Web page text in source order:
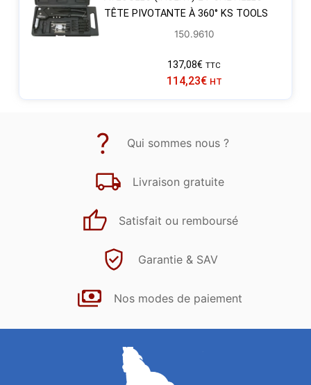
TÊTE PIVOTANTE À 360° KS TOOLS
150.9610
137,08€ TTC
114,23€ HT
Qui sommes nous ?
Livraison gratuite
Satisfait ou remboursé
Garantie & SAV
Nos modes de paiement